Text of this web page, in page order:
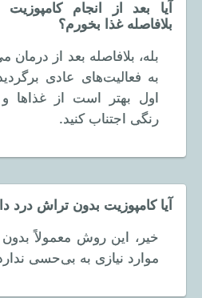
آیا بعد از انجام
بلافاصله غذا بخورم؟
بله، بلافاصله بعد از درمان
به فعالیت‌های عادی
اول بهتر است از غذاها
رنگی اجتناب کنید.
آیا کامپوزیت بدون تراش درد
خیر، این روش معمولاً
موارد نیازی به بی‌حسی